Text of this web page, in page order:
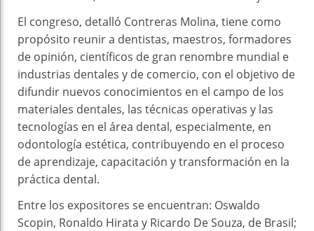
El congreso, detalló Contreras Molina, tiene como
propósito reunir a dentistas, maestros, formadores
de opinión, científicos de gran renombre mundial e
industrias dentales y de comercio, con el objetivo de
difundir nuevos conocimientos en el campo de los
materiales dentales, las técnicas operativas y las
tecnologías en el área dental, especialmente, en
odontología estética, contribuyendo en el proceso
de aprendizaje, capacitación y transformación en la
práctica dental.
Entre los expositores se encuentran: Oswaldo
Scopin, Ronaldo Hirata y Ricardo De Souza, de Brasil;